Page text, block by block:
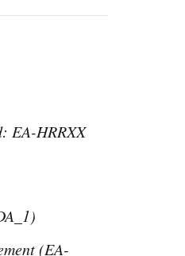
EA-HRRXX
(EA-